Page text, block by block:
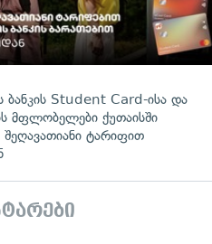
ბანკის Student Card-ისა და
მფლობელები ქუთაისში
ტარიფით